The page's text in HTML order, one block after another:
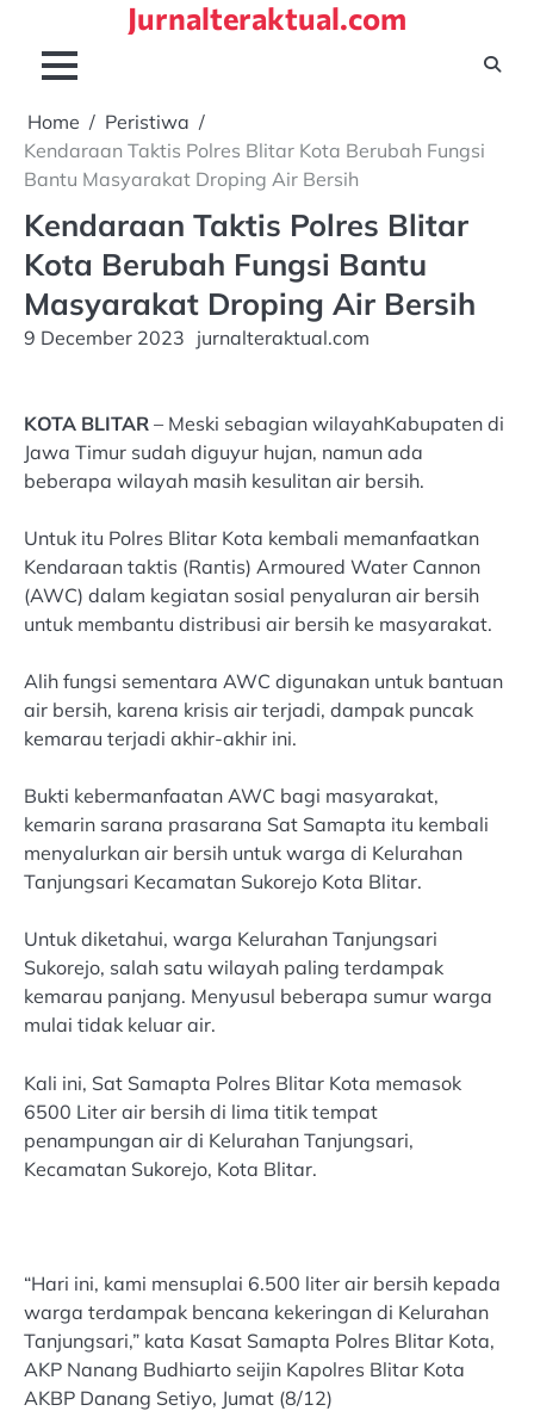
content
Jurnalteraktual.com
Home
Peristiwa
Kendaraan Taktis Polres Blitar Kota Berubah Fungsi
Bantu Masyarakat Droping Air Bersih
Kendaraan Taktis Polres Blitar
Kota Berubah Fungsi Bantu
Masyarakat Droping Air Bersih
9 December 2023 jurnalteraktual.com
KOTA BLITAR – Meski sebagian wilayahKabupaten di
Jawa Timur sudah diguyur hujan, namun ada
beberapa wilayah masih kesulitan air bersih.
Untuk itu Polres Blitar Kota kembali memanfaatkan
Kendaraan taktis (Rantis) Armoured Water Cannon
(AWC) dalam kegiatan sosial penyaluran air bersih
untuk membantu distribusi air bersih ke masyarakat.
Alih fungsi sementara AWC digunakan untuk bantuan
air bersih, karena krisis air terjadi, dampak puncak
kemarau terjadi akhir-akhir ini.
Bukti kebermanfaatan AWC bagi masyarakat,
kemarin sarana prasarana Sat Samapta itu kembali
menyalurkan air bersih untuk warga di Kelurahan
Tanjungsari Kecamatan Sukorejo Kota Blitar.
Untuk diketahui, warga Kelurahan Tanjungsari
Sukorejo, salah satu wilayah paling terdampak
kemarau panjang. Menyusul beberapa sumur warga
mulai tidak keluar air.
Kali ini, Sat Samapta Polres Blitar Kota memasok
6500 Liter air bersih di lima titik tempat
penampungan air di Kelurahan Tanjungsari,
Kecamatan Sukorejo, Kota Blitar.
“Hari ini, kami mensuplai 6.500 liter air bersih kepada
warga terdampak bencana kekeringan di Kelurahan
Tanjungsari,” kata Kasat Samapta Polres Blitar Kota,
AKP Nanang Budhiarto seijin Kapolres Blitar Kota
AKBP Danang Setiyo, Jumat (8/12)